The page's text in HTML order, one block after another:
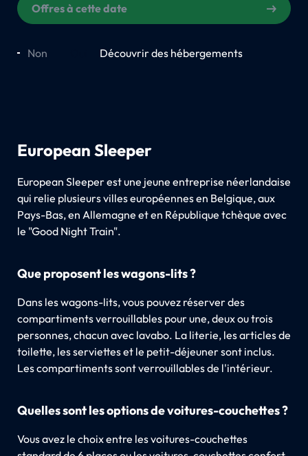
Offres à cette date
Non Découvrir des hébergements
European Sleeper
European Sleeper est une jeune entreprise néerlandaise
qui relie plusieurs villes européennes en Belgique, aux
Pays-Bas, en Allemagne et en République tchèque avec
le "Good Night Train".
Que proposent les wagons-lits ?
Dans les wagons-lits, vous pouvez réserver des
compartiments verrouillables pour une, deux ou trois
personnes, chacun avec lavabo. La literie, les articles de
toilette, les serviettes et le petit-déjeuner sont inclus.
Les compartiments sont verrouillables de l'intérieur.
Quelles sont les options de voitures-couchettes ?
Vous avez le choix entre les voitures-couchettes